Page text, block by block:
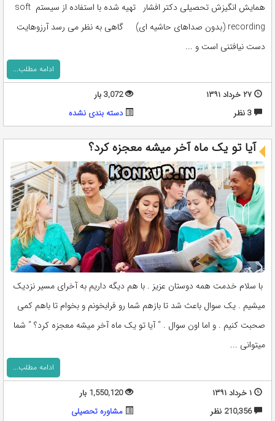
همایش انگیزش تحصیلی دکتر افشار تهیه شده با استفاده از سیستم soft
recording (بدون صداهای حاشیه ای) گاهی به نظر می رسد آرزوهایت
دست نیافتنی است و ...
ادامه مطلب...
۲۷ خرداد ۱۳۹۱
3,072 بار
3 نظر
دسته بندی نشده
آیا تو یک ماه آخر میشه معجزه کرد؟
با سلام خدمت همه دوستان عزیز . با هم دیگه داریم به آخرای مسیر نزدیک
میشیم . یک سوال باعث شد تا بازهم شما رو فرابخونم و بخوام تا باهم کمی
صحبت کنیم . و اما اون سوال . “ آیا تو یک ماه آخر میشه معجزه کرد؟ “ شما
میتوانی ...
ادامه مطلب...
۱ خرداد ۱۳۹۱
1,550,120 بار
210,356 نظر
مشاوره تحصيلی